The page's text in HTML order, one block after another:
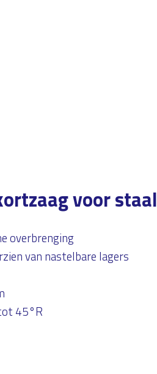
voor staal
overbrenging
van nastelbare lagers
45°R